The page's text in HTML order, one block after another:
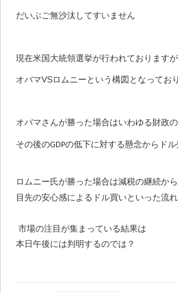
だいぶご無沙汰してすいません
現在米国大統領選挙が行われておりますが
オバマVSロムニーという構図となってお
オバマさんが勝った場合はいわゆる財政
その後のGDPの低下に対する懸念からドル
ロムニー氏が勝った場合は減税の継続から
目先の安心感によるドル買いといった流
市場の注目が集まっている結果は
本日午後には判明するのでは？